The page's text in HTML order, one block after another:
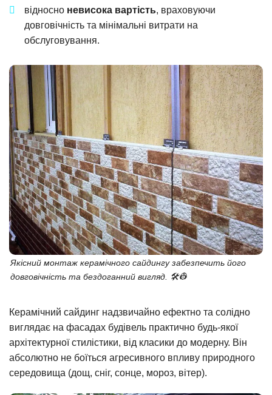
відносно невисока вартість, враховуючи
довговічність та мінімальні витрати на
обслуговування.
Якісний монтаж керамічного сайдингу забезпечить його
довговічність та бездоганний вигляд. 🛠️👷
Керамічний сайдинг надзвичайно ефектно та солідно
виглядає на фасадах будівель практично будь-якої
архітектурної стилістики, від класики до модерну. Він
абсолютно не боїться агресивного впливу природного
середовища (дощ, сніг, сонце, мороз, вітер).